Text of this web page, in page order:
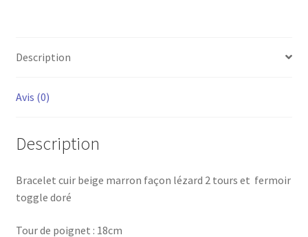
Description
Avis (0)
Description
Bracelet cuir beige marron façon lézard 2 tours et fermoir
toggle doré
Tour de poignet : 18cm